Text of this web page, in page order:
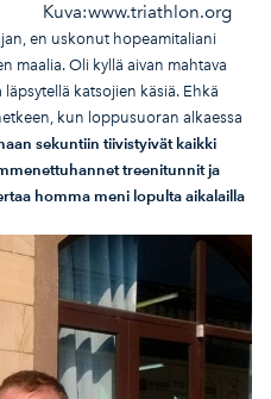
Kuva:www.triathlon.org
en uskonut hopeamitaliani
maalia. Oli kyllä aivan mahtava
katsojien käsiä. Ehkä
kun loppusuoran alkaessa
sekuntiin tiivistyivät kaikki
treenitunnit ja
homma meni lopulta aikalailla